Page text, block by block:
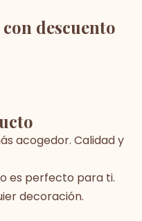
descuento
acogedor. Calidad y
es perfecto para ti.
decoración.